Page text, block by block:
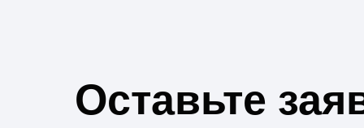
Оставьте